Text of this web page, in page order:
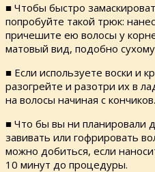
■ Чтобы быстро
попробуйте такой трюк:
причешите ею волосы у
матовый вид, подобно
■ Если используете воски и
разогрейте и разотри их в
на волосы начиная с кончиков.
■ Что бы вы ни планировали
завивать или гофрировать
можно добиться, если
10 минут до процедуры.